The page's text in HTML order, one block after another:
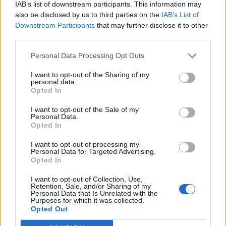
IAB’s list of downstream participants. This information may
also be disclosed by us to third parties on the IAB’s List of
Downstream Participants that may further disclose it to other
Personal Data Processing Opt Outs
I want to opt-out of the Sharing of my
personal data.
Opted In
I want to opt-out of the Sale of my
Personal Data.
Opted In
I want to opt-out of processing my
Personal Data for Targeted Advertising.
Opted In
I want to opt-out of Collection, Use,
Retention, Sale, and/or Sharing of my
Personal Data that Is Unrelated with the
Purposes for which it was collected.
Opted Out
σημείο να σκοτώσει την οικογένεια του
07/08/2026 12:29